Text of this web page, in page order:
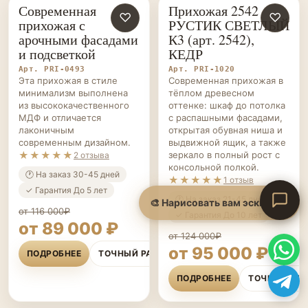
ПРИХОЖИЕ НА ЗАКАЗ
♡
Современная
прихожая с
арочными фасадами
и подсветкой
Арт. PRI-0493
Эта прихожая в стиле
минимализм выполнена
из высококачественного
МДФ и отличается
лаконичным
современным дизайном.
★★★★★ 2 отзыва
🕐 На заказ 30-45 дней
✓ Гарантия До 5 лет
от 116 000₽
от 89 000 ₽
ПОДРОБНЕЕ ТОЧНЫЙ РАСЧЁТ
ПРИХОЖИЕ НА ЗАКАЗ
♡
Прихожая 2542
РУСТИК СВЕТЛЫЙ
К3 (арт. 2542),
КЕДР
Арт. PRI-1020
Современная прихожая в
тёплом древесном
оттенке: шкаф до потолка
с распашными фасадами,
открытая обувная ниша и
выдвижной ящик, а также
зеркало в полный рост с
консольной полкой.
★★★★★ 1 отзыв
🕐 На заказ 21-45 дней
от 124 000₽
от 95 000 ₽
ПОДРОБНЕЕ ТОЧНЫЙ